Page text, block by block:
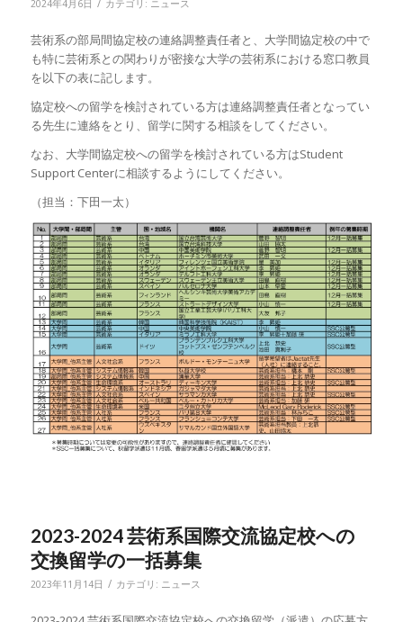
2024年4月6日 カテゴリ: ニュース
芸術系の部局間協定校の連絡調整責任者と、大学間協定校の中で
も特に芸術系との関わりが密接な大学の芸術系における窓口教員
を以下の表に記します。
協定校への留学を検討されている方は連絡調整責任者となってい
る先生に連絡をとり、留学に関する相談をしてください。
なお、大学間協定校への留学を検討されている方はStudent
Support Centerに相談するようにしてください。
（担当：下田一太）
2023-2024 芸術系国際交流協定校への
交換留学の一括募集
2023年11月14日 / カテゴリ: ニュース